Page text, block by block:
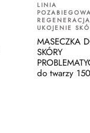
LINIA
UKOJENIE
MASECZKA
SKÓRY
do twarzy